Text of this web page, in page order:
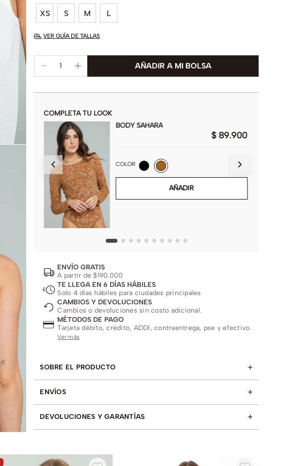
XS S M L
VER GUÍA DE TALLAS
COMPLETA TU LOOK
BODY SAHARA
$ 89.900
COLOR
AÑADIR
ENVÍO GRATIS
A partir de $190.000
TE LLEGA EN 6 DÍAS HÁBILES
Solo 4 días hábiles para ciudades principales
CAMBIOS Y DEVOLUCIONES
Cambios o devoluciones sin costo adicional.
MÉTODOS DE PAGO
Tarjeta débito, crédito, ADDI, contraentrega, pse y efectivo.
Ver más
SOBRE EL PRODUCTO +
ENVÍOS +
DEVOLUCIONES Y GARANTÍAS
+